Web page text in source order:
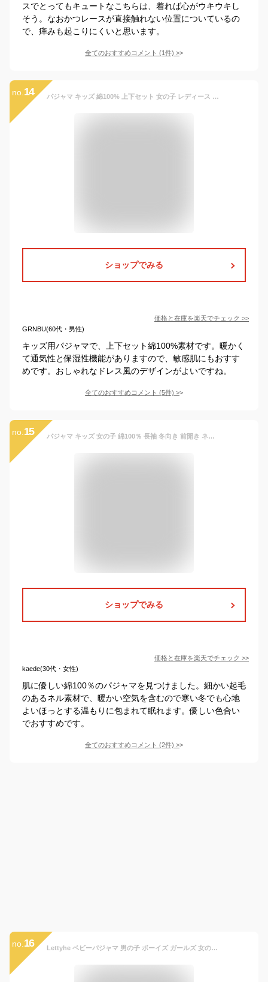
スでとってもキュートなこちらは、着れば心がウキウキし
そう。なおかつレースが直接触れない位置についているの
で、痒みも起こりにくいと思います。
全てのおすすめコメント (1件) >
no. 14 パジャマ キッズ 綿100% 上下セット 女の子 レディース かわいい裾フリル ジュニア おしゃれ 長袖 部屋着 長袖 子供 薄手 ルームウェア プリンセス 妖精 レース お姫様 ふわふわ もこもこ ガールズ ピンク グリーン
ショップでみる
価格と在庫を楽天でチェック >>
GRNBU(60代・男性)
キッズ用パジャマで、上下セット綿100%素材です。暖かく
て通気性と保湿性機能がありますので、敏感肌にもおすす
めです。おしゃれなドレス風のデザインがよいですね。
全てのおすすめコメント (5件) >
no. 15 パジャマ キッズ 女の子 綿100％ 長袖 冬向き 前開き ネル起毛 ハリネズミ柄 オレンジ クリーム 100 110 120 子供 キッズ ジュニア ガールズ かわいい おそろい
ショップでみる
価格と在庫を楽天でチェック >>
kaede(30代・女性)
肌に優しい綿100％のパジャマを見つけました。細かい起毛
のあるネル素材で、暖かい空気を含むので寒い冬でも心地
よいほっとする温もりに包まれて眠れます。優しい色合い
でおすすめです。
全てのおすすめコメント (2件) >
no. 16 Lettyhe ベビーパジャマ 男の子 ボーイズ ガールズ 女の子 ルームウェア 上下2点セットナイトウェア 長袖 肩開きセット 子供服 綿100％ 嬰児 トップス パンツ 春 秋 冬 ブルー ピンク 80-110CM (80, ブルー)